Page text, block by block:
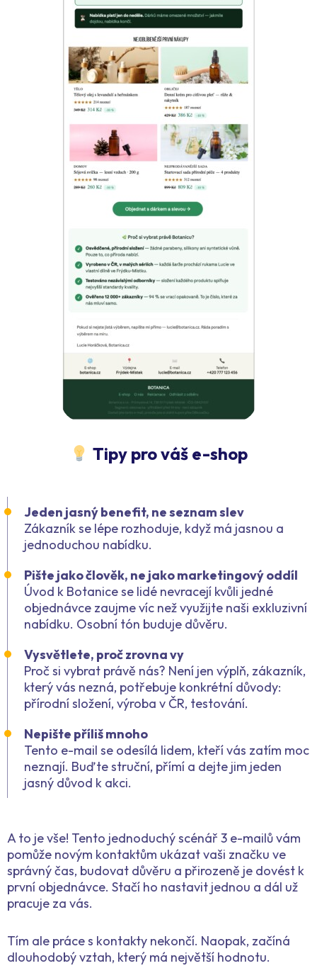
Tipy pro váš e-shop
Jeden jasný benefit, ne seznam slev
Zákazník se lépe rozhoduje, když má jasnou a
jednoduchou nabídku.
Pište jako člověk, ne jako marketingový oddíl
Úvod k Botanice se lidé nevracejí kvůli jedné
objednávce zaujme víc nežvyužijte naši exkluzivní
nabídku. Osobní tón buduje důvěru.
Vysvětlete, proč zrovna vy
Proč si vybrat právě nás? Není jen výplň, zákazník,
který vás nezná, potřebuje konkrétní důvody:
přírodní složení, výroba v ČR, testování.
Nepište příliš mnoho
Tento e-mail se odesílá lidem, kteří vás zatím moc
neznají. Buďte struční, přímí a dejte jim jeden
jasný důvod k akci.
A to je vše! Tento jednoduchý scénář 3 e-mailů vám
pomůže novým kontaktům ukázat vaši značku ve
správný čas, budovat důvěru a přirozeně je dovést k
první objednávce. Stačí ho nastavit jednou a dál už
pracuje za vás.
Tím ale práce s kontakty nekončí. Naopak, začíná
dlouhodobý vztah, který má největší hodnotu.